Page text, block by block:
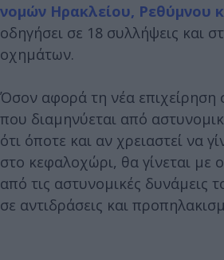
νομών Ηρακλείου, Ρεθύμνου
οδηγήσει σε 18 συλλήψεις και
οχημάτων.
Όσον αφορά τη νέα επιχείρηση
που διαμηνύεται από
ότι όποτε και αν χρειαστεί να
στο κεφαλοχώρι, θα γίνεται με
από τις αστυνομικές δυνάμεις
σε αντιδράσεις και